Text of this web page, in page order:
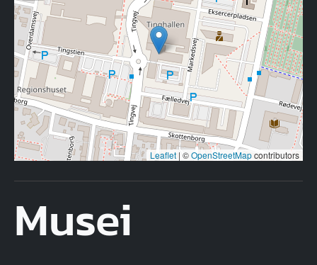
Leaflet | ©OpenStreetMapcontributors
Musei